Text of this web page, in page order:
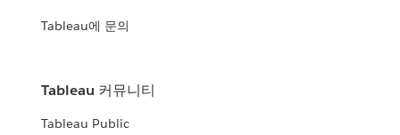
Tableau에 문의
Tableau 커뮤니티
Tableau Public